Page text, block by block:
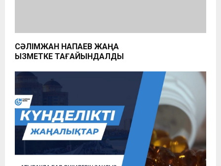
СӘЛІМЖАН НАҚПАЕВ ЖАҢА
ҚЫЗМЕТКЕ ТАҒАЙЫНДАЛДЫ